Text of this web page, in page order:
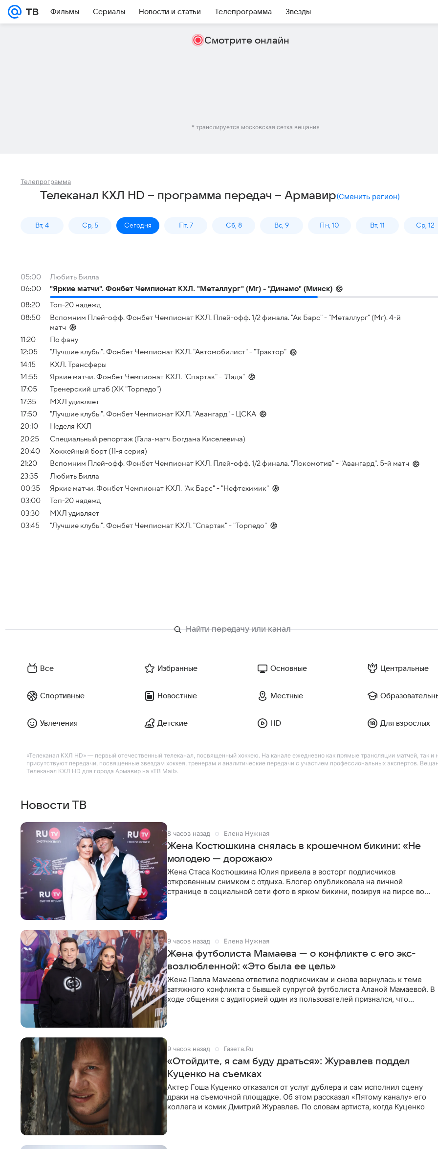
Фильмы Сериалы Новости и статьи Телепрограмма Звезды
Смотрите онлайн
* транслируется московская сетка вещания
Телепрограмма
Телеканал КХЛ HD – программа передач – Армавир(Сменить регион)
Вт, 4 Ср, 5 Сегодня Пт, 7 Сб, 8 Вс, 9 Пн, 10 Вт, 11 Ср, 12
05:00
Любить Билла
06:00
"Яркие матчи". Фонбет Чемпионат КХЛ. "Металлург" (Мг) - "Динамо" (Минск)
08:20
Топ-20 надежд
08:50
Вспомним Плей-офф. Фонбет Чемпионат КХЛ. Плей-офф. 1/2 финала. "Ак Барс" - "Металлург" (Мг). 4-й
матч
11:20
По фану
12:05
"Лучшие клубы". Фонбет Чемпионат КХЛ. "Автомобилист" - "Трактор"
14:15
КХЛ. Трансферы
14:55
Яркие матчи. Фонбет Чемпионат КХЛ. "Спартак" - "Лада"
17:05
Тренерский штаб (ХК "Торпедо")
17:35
МХЛ удивляет
17:50
"Лучшие клубы". Фонбет Чемпионат КХЛ. "Авангард" - ЦСКА
20:10
Неделя КХЛ
20:25
Специальный репортаж (Гала-матч Богдана Киселевича)
20:40
Хоккейный борт (11-я серия)
21:20
Вспомним Плей-офф. Фонбет Чемпионат КХЛ. Плей-офф. 1/2 финала. "Локомотив" - "Авангард". 5-й матч
23:35
Любить Билла
00:35
Яркие матчи. Фонбет Чемпионат КХЛ. "Ак Барс" - "Нефтехимик"
03:00
Топ-20 надежд
03:30
МХЛ удивляет
03:45
"Лучшие клубы". Фонбет Чемпионат КХЛ. "Спартак" - "Торпедо"
Все Избранные Основные Центральные
Спортивные Новостные Местные
Увлечения Детские HD Для взрослых
«Телеканал КХЛ HD» — первый отечественный телеканал, посвященный хоккею. На канале ежедневно как прямые трансляции матчей, так и
присутствуют передачи, посвященные звездам хоккея, тренерам и аналитические передачи с участием профессиональных экспертов.
Телеканал КХЛ HD для города Армавир на «ТВ Mail».
Новости ТВ
8 часов назад Елена Нужная
Жена Костюшкина снялась в крошечном бикини: «Не
молодею — дорожаю»
Жена Стаса Костюшкина Юлия привела в восторг подписчиков
откровенным снимком с отдыха. Блогер опубликовала на личной
странице в социальной сети фото в ярком бикини, позируя на пирсе во
9 часов назад Елена Нужная
Жена футболиста Мамаева — о конфликте с его экс-
возлюбленной: «Это была ее цель»
Жена Павла Мамаева ответила подписчикам и снова вернулась к теме
затяжного конфликта с бывшей супругой футболиста Аланой Мамаевой. В
ходе общения с аудиторией один из пользователей признался, что
9 часов назад Газета.Ru
«Отойдите, я сам буду драться»: Журавлев поддел
Куценко на съемках
Актер Гоша Куценко отказался от услуг дублера и сам исполнил сцену
драки на съемочной площадке. Об этом рассказал «Пятому каналу» его
коллега и комик Дмитрий Журавлев. По словам артиста, когда Куценко